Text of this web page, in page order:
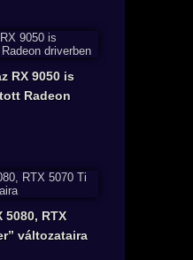
RX 9050 is
Radeon
5080, RTX
változataira